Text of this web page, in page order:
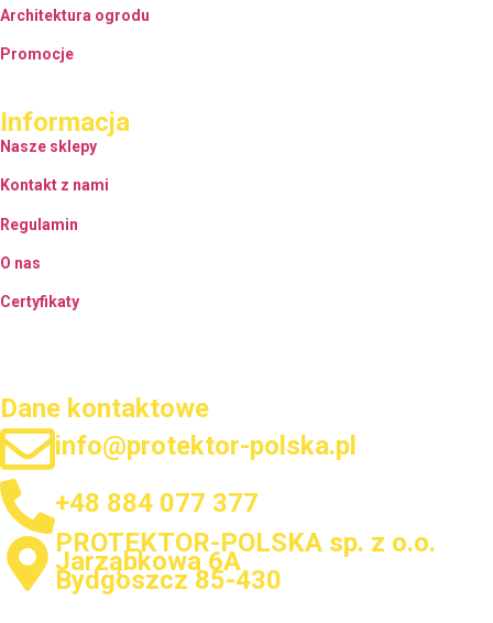
Architektura ogrodu
Promocje
Informacja
Nasze sklepy
Kontakt z nami
Regulamin
O nas
Certyfikaty
Dane kontaktowe
info@protektor-polska.pl
+48 884 077 377
PROTEKTOR-POLSKA sp. z o.o.
Jarząbkowa 6A
Bydgoszcz 85-430